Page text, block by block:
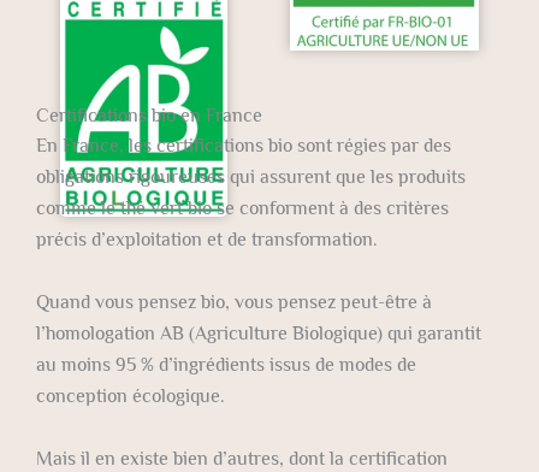
Certifications bio en France
En France, les certifications bio sont régies par des
obligations rigoureuses qui assurent que les produits
comme le thé vert bio se conforment à des critères
précis d’exploitation et de transformation.
Quand vous pensez bio, vous pensez peut-être à
l’homologation AB (Agriculture Biologique) qui garantit
au moins 95 % d’ingrédients issus de modes de
conception écologique.
Mais il en existe bien d’autres, dont la certification